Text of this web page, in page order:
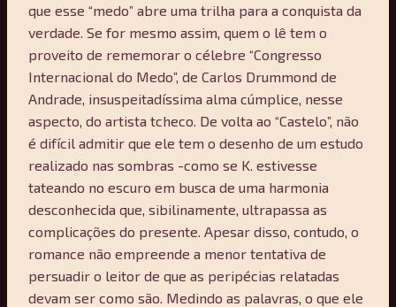
que esse “medo” abre uma trilha para a conquista da
verdade. Se for mesmo assim, quem o lê tem o
proveito de rememorar o célebre “Congresso
Internacional do Medo”, de Carlos Drummond de
Andrade, insuspeitadíssima alma cúmplice, nesse
aspecto, do artista tcheco. De volta ao “Castelo”, não
é difícil admitir que ele tem o desenho de um estudo
realizado nas sombras -como se K. estivesse
tateando no escuro em busca de uma harmonia
desconhecida que, sibilinamente, ultrapassa as
complicações do presente. Apesar disso, contudo, o
romance não empreende a menor tentativa de
persuadir o leitor de que as peripécias relatadas
devam ser como são. Medindo as palavras, o que ele